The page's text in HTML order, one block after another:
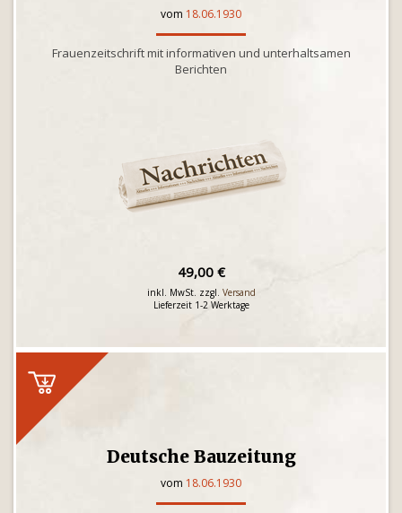
vom 18.06.1930
Frauenzeitschrift mit informativen und unterhaltsamen
Berichten
49,00 €
inkl. MwSt. zzgl. Versand
Lieferzeit 1-2 Werktage
Deutsche Bauzeitung
vom 18.06.1930